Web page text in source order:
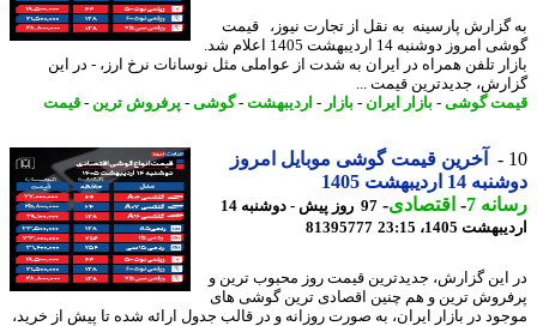
پارسینه به نقل از تجارت نیوز، قیمت
گوشی امروز دوشنبه 14 اردیبهشت 1405 اعلام شد.
تلفن همراه در ایران به شدت از عواملی مثل نوسانات نرخ ارز، - در این
جدیدترین قیمت ...
گوشی-بازار ایران - بازار - اردیبهشت-گوشی-پرفروش ترین- قیمت
آخرین قیمت گوشی موبایل امروز
اردیبهشت 1405
7
-اقتصادی-
97 روز پیش - دوشنبه 14
1405، 23:15
81395777
گزارش، جدیدترین قیمت روز محبوب ترین و
ترین و هم چنین اقصادی ترین گوشی های
در بازار ایران، به صورت روزانه و در قالب جدول ارائه شده تا پیش از خرید،